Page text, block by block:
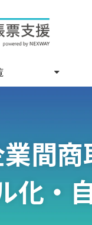
間商
化・